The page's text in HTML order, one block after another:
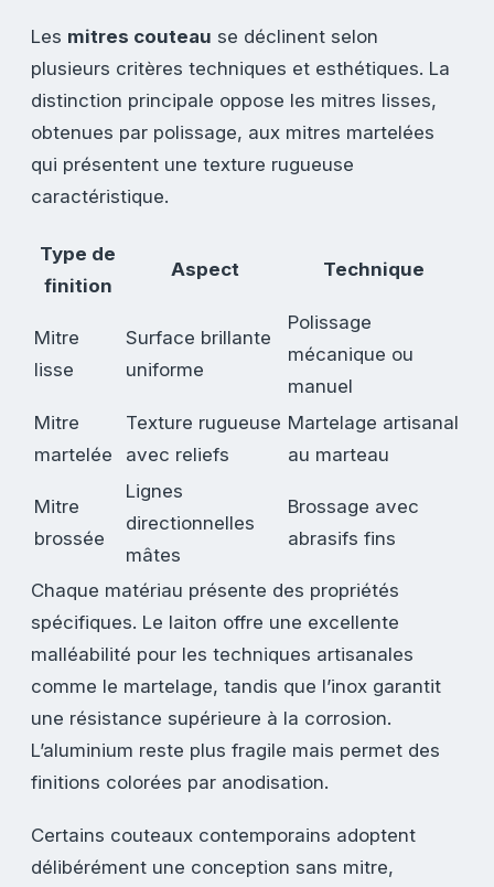
Les mitres couteau se déclinent selon
plusieurs critères techniques et esthétiques. La
distinction principale oppose les mitres lisses,
obtenues par polissage, aux mitres martelées
qui présentent une texture rugueuse
caractéristique.
Type de
finition
Aspect Technique
Mitre
lisse
Surface brillante
uniforme
Polissage
mécanique ou
manuel
Mitre
martelée
Texture rugueuse
avec reliefs
Martelage artisanal
au marteau
Mitre
brossée
Lignes
directionnelles
mâtes
Brossage avec
abrasifs fins
Chaque matériau présente des propriétés
spécifiques. Le laiton offre une excellente
malléabilité pour les techniques artisanales
comme le martelage, tandis que l’inox garantit
une résistance supérieure à la corrosion.
L’aluminium reste plus fragile mais permet des
finitions colorées par anodisation.
Certains couteaux contemporains adoptent
délibérément une conception sans mitre,